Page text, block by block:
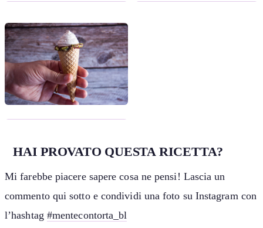
HAI PROVATO QUESTA RICETTA?
Mi farebbe piacere sapere cosa ne pensi! Lascia un
commento qui sotto e condividi una foto su Instagram con
l’hashtag #mentecontorta_bl